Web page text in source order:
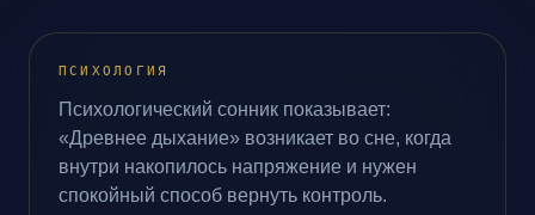
ПСИХОЛОГИЯ
Психологический сонник показывает:
«Древнее дыхание» возникает во сне, когда
внутри накопилось напряжение и нужен
спокойный способ вернуть контроль.